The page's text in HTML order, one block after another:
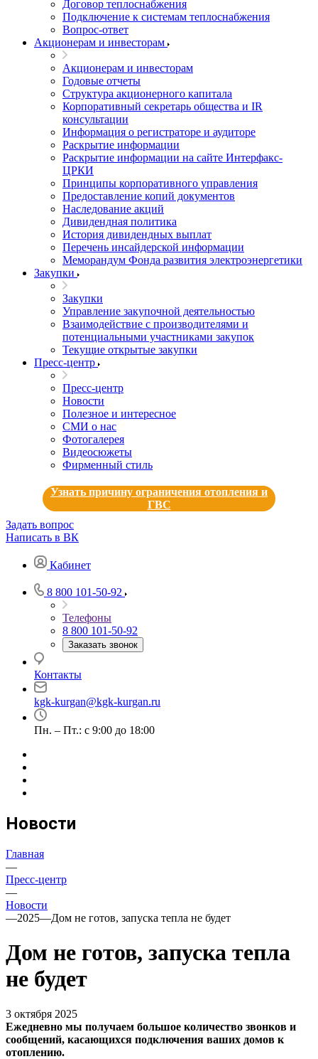
Договор теплоснабжения
Подключение к системам теплоснабжения
Вопрос-ответ
Акционерам и инвесторам
Акционерам и инвесторам
Годовые отчеты
Структура акционерного капитала
Корпоративный секретарь общества и IR
консультации
Информация о регистраторе и аудиторе
Раскрытие информации
Раскрытие информации на сайте Интерфакс-
ЦРКИ
Принципы корпоративного управления
Предоставление копий документов
Наследование акций
Дивидендная политика
История дивидендных выплат
Перечень инсайдерской информации
Меморандум Фонда развития электроэнергетики
Закупки
Закупки
Управление закупочной деятельностью
Взаимодействие с производителями и
потенциальными участниками закупок
Текущие открытые закупки
Пресс-центр
Пресс-центр
Новости
Полезное и интересное
СМИ о нас
Фотогалерея
Видеосюжеты
Фирменный стиль
Узнать причину ограничения отопления и
ГВС
Задать вопрос
Написать в ВК
Кабинет
8 800 101-50-92
Телефоны
8 800 101-50-92
Заказать звонок
Контакты
kgk-kurgan@kgk-kurgan.ru
Пн. – Пт.: с 9:00 до 18:00
Новости
Главная
—
Пресс-центр
—
Новости
—2025—Дом не готов, запуска тепла не будет
Дом не готов, запуска тепла
не будет
3 октября 2025
Ежедневно мы получаем большое количество звонков и
сообщений, касающихся подключения ваших домов к
отоплению.